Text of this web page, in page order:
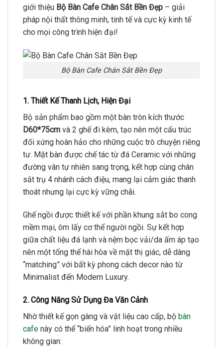
giới thiệu Bộ Bàn Cafe Chân Sắt Bền Đẹp – giải
pháp nội thất thông minh, tinh tế và cực kỳ kinh tế
cho mọi công trình hiện đại!
Bộ Bàn Cafe Chân Sắt Bền Đẹp
1. Thiết Kế Thanh Lịch, Hiện Đại
Bộ sản phẩm bao gồm một bàn tròn kích thước
D60*75cm và 2 ghế đi kèm, tạo nên một cấu trúc
đối xứng hoàn hảo cho những cuộc trò chuyện riêng
tư. Mặt bàn được chế tác từ đá Ceramic với những
đường vân tự nhiên sang trọng, kết hợp cùng chân
sắt trụ 4 nhánh cách điệu, mang lại cảm giác thanh
thoát nhưng lại cực kỳ vững chãi.
Ghế ngồi được thiết kế với phần khung sắt bo cong
mềm mại, ôm lấy cơ thể người ngồi. Sự kết hợp
giữa chất liệu đá lạnh và nệm bọc vải/da ấm áp tạo
nên một tổng thể hài hòa về mặt thị giác, dễ dàng
“matching” với bất kỳ phong cách decor nào từ
Minimalist đến Modern Luxury.
2. Công Năng Sử Dụng Đa Văn Cảnh
Nhờ thiết kế gọn gàng và vật liệu cao cấp, bộ bàn
cafe này có thể “biến hóa” linh hoạt trong nhiều
không gian: